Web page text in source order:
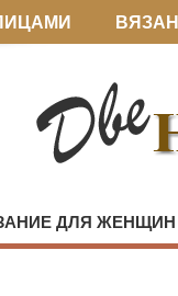
ДЛЯ ЖЕНЩИН